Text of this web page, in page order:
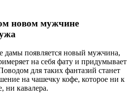
новом мужчине
дамы появляется новый мужчина,
на себя фату и придумывает
для таких фантазий станет
на чашечку кофе, которое ни к
ни кавалера.